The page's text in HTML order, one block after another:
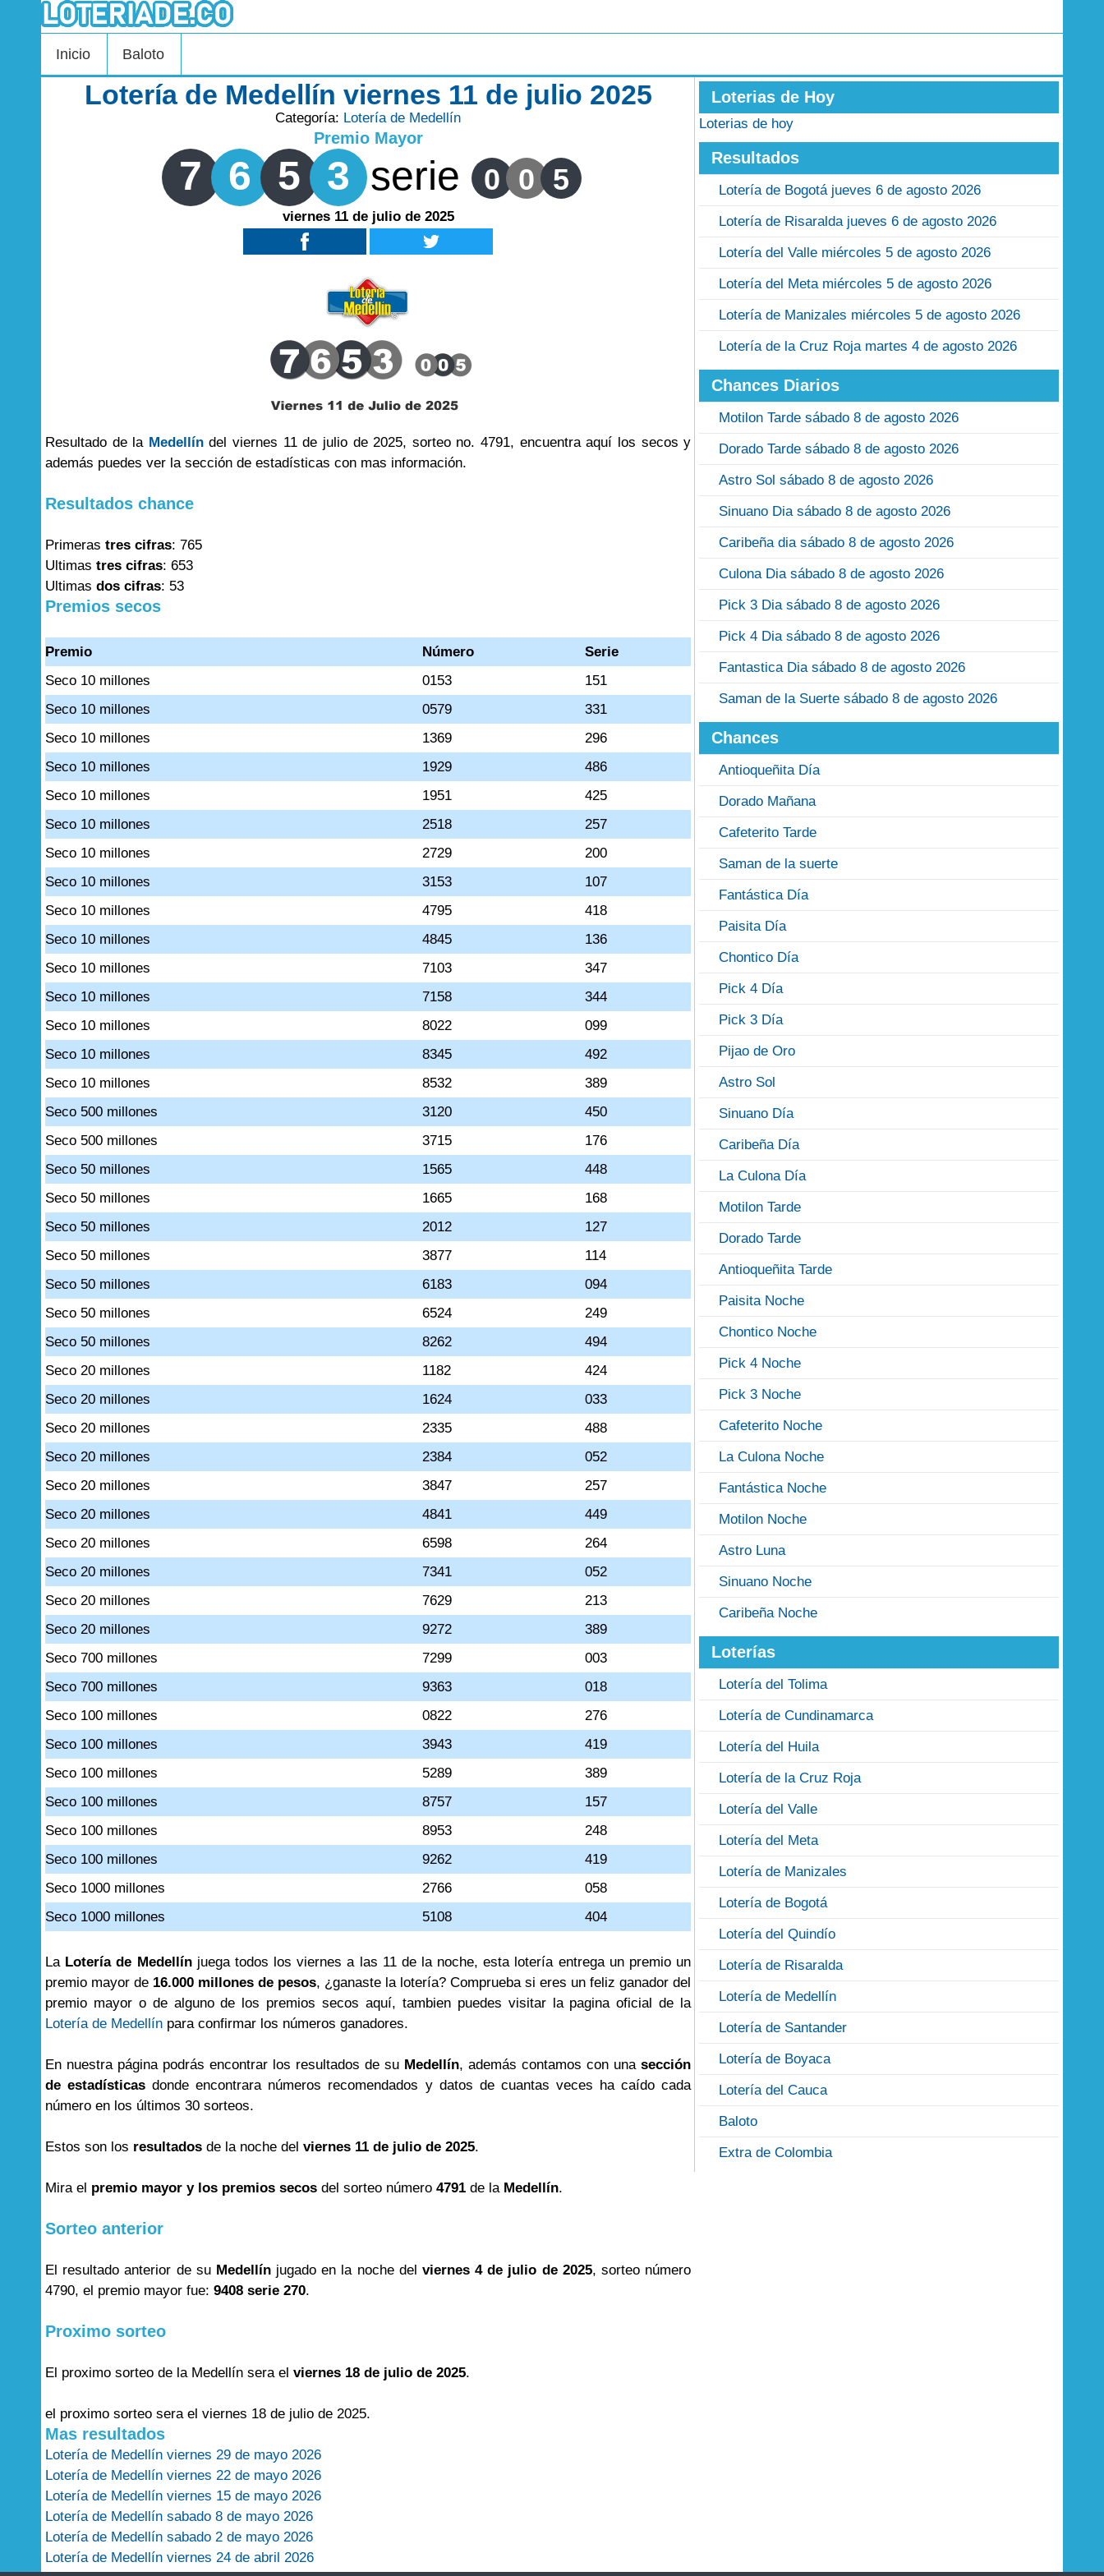
Inicio Baloto
Lotería de Medellín viernes 11 de julio 2025
Categoría: Lotería de Medellín
Premio Mayor
7 6 5 3 serie 0 0 5
viernes 11 de julio de 2025
Resultado de la Medellíndel viernes 11 de julio de 2025, sorteo no. 4791, encuentra aquí los secos y
además puedes ver la sección de estadísticas con mas información.
Resultados chance
Primeras tres cifras: 765
Ultimas tres cifras: 653
Ultimas dos cifras: 53
Premios secos
Premio Número
Serie
Seco 10 millones
0153
151
Seco 10 millones
0579
331
Seco 10 millones
1369
296
Seco 10 millones
1929
486
Seco 10 millones
1951
425
Seco 10 millones
2518
257
Seco 10 millones
2729
200
Seco 10 millones
3153
107
Seco 10 millones
4795
418
Seco 10 millones
4845
136
Seco 10 millones
7103
347
Seco 10 millones
7158
344
Seco 10 millones
8022
099
Seco 10 millones
8345
492
Seco 10 millones
8532
389
Seco 500 millones
3120
450
Seco 500 millones
3715
176
Seco 50 millones
1565
448
Seco 50 millones
1665
168
Seco 50 millones
2012
127
Seco 50 millones
3877
114
Seco 50 millones
6183
094
Seco 50 millones
6524
249
Seco 50 millones
8262
494
Seco 20 millones
1182
424
Seco 20 millones
1624
033
Seco 20 millones
2335
488
Seco 20 millones
2384
052
Seco 20 millones
3847
257
Seco 20 millones
4841
449
Seco 20 millones
6598
264
Seco 20 millones
7341
052
Seco 20 millones
7629
213
Seco 20 millones
9272
389
Seco 700 millones
7299
003
Seco 700 millones
9363
018
Seco 100 millones
0822
276
Seco 100 millones
3943
419
Seco 100 millones
5289
389
Seco 100 millones
8757
157
Seco 100 millones
8953
248
Seco 100 millones
9262
419
Seco 1000 millones
2766
058
Seco 1000 millones
5108 404
La Lotería de Medellín juega todos los viernes a las 11 de la noche, esta lotería entrega un premio un
premio mayor de 16.000 millones de pesos, ¿ganaste la lotería? Comprueba si eres un feliz ganador del
premio mayor o de alguno de los premios secos aquí, tambien puedes visitar la pagina oficial de la
Lotería de Medellín para confirmar los números ganadores.
En nuestra página podrás encontrar los resultados de su Medellín, además contamos con unasección
de estadísticas donde encontrara números recomendados y datos de cuantas veces ha caído cada
número en los últimos 30 sorteos.
Estos son los resultados de la noche del viernes 11 de julio de 2025.
Mira el premio mayor y los premios secos del sorteo número 4791 de la Medellín.
Sorteo anterior
El resultado anterior de su Medellínjugado en la noche del viernes 4 de julio de 2025, sorteo número
4790, el premio mayor fue: 9408 serie 270.
Proximo sorteo
El proximo sorteo de la Medellín sera el viernes 18 de julio de 2025.
el proximo sorteo sera el viernes 18 de julio de 2025.
Mas resultados
Lotería de Medellín viernes 29 de mayo 2026
Lotería de Medellín viernes 22 de mayo 2026
Lotería de Medellín viernes 15 de mayo 2026
Lotería de Medellín sabado 8 de mayo 2026
Lotería de Medellín sabado 2 de mayo 2026
Lotería de Medellín viernes 24 de abril 2026
Loterias de Hoy
Loterias de hoy
Resultados
Lotería de Bogotá jueves 6 de agosto 2026
Lotería de Risaralda jueves 6 de agosto 2026
Lotería del Valle miércoles 5 de agosto 2026
Lotería del Meta miércoles 5 de agosto 2026
Lotería de Manizales miércoles 5 de agosto 2026
Lotería de la Cruz Roja martes 4 de agosto 2026
Chances Diarios
Motilon Tarde sábado 8 de agosto 2026
Dorado Tarde sábado 8 de agosto 2026
Astro Sol sábado 8 de agosto 2026
Sinuano Dia sábado 8 de agosto 2026
Caribeña dia sábado 8 de agosto 2026
Culona Dia sábado 8 de agosto 2026
Pick 3 Dia sábado 8 de agosto 2026
Pick 4 Dia sábado 8 de agosto 2026
Fantastica Dia sábado 8 de agosto 2026
Saman de la Suerte sábado 8 de agosto 2026
Chances
Antioqueñita Día
Dorado Mañana
Cafeterito Tarde
Saman de la suerte
Fantástica Día
Paisita Día
Chontico Día
Pick 4 Día
Pick 3 Día
Pijao de Oro
Astro Sol
Sinuano Día
Caribeña Día
La Culona Día
Motilon Tarde
Dorado Tarde
Antioqueñita Tarde
Paisita Noche
Chontico Noche
Pick 4 Noche
Pick 3 Noche
Cafeterito Noche
La Culona Noche
Fantástica Noche
Motilon Noche
Astro Luna
Sinuano Noche
Caribeña Noche
Loterías
Lotería del Tolima
Lotería de Cundinamarca
Lotería del Huila
Lotería de la Cruz Roja
Lotería del Valle
Lotería del Meta
Lotería de Manizales
Lotería de Bogotá
Lotería del Quindío
Lotería de Risaralda
Lotería de Medellín
Lotería de Santander
Lotería de Boyaca
Lotería del Cauca
Baloto
Extra de Colombia